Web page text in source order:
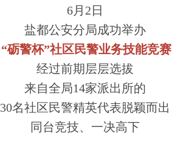
6月2日
盐都公安分局成功举办
“砺警杯”社区民警业务技能竞赛
经过前期层层选拔
来自全局14家派出所的
30名社区民警精英代表脱颖而出
同台竞技、一决高下